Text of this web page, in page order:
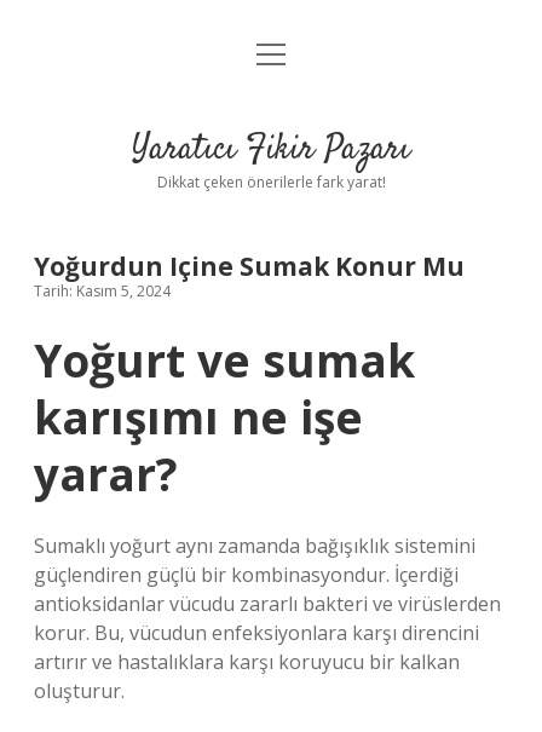
Anasayfa
Yasal Uyarı
menüyü
Yaratıcı Fikir Pazarı
Dikkat çeken önerilerle fark yarat!
Yoğurdun Içine Sumak Konur Mu
Tarih: Kasım 5, 2024
Yoğurt ve sumak
karışımı ne işe
yarar?
Sumaklı yoğurt aynı zamanda bağışıklık sistemini
güçlendiren güçlü bir kombinasyondur. İçerdiği
antioksidanlar vücudu zararlı bakteri ve virüslerden
korur. Bu, vücudun enfeksiyonlara karşı direncini
artırır ve hastalıklara karşı koruyucu bir kalkan
oluşturur.